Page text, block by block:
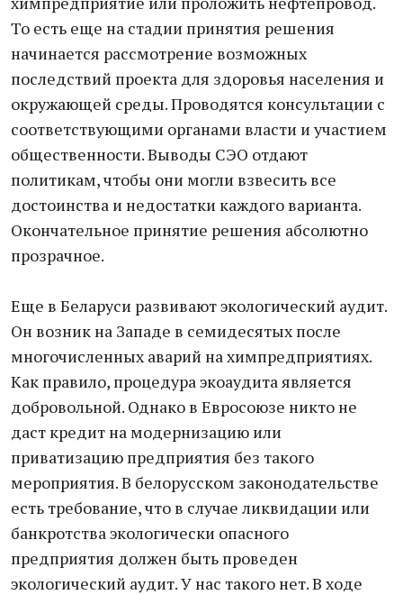
То есть еще на стадии принятия решения
начинается рассмотрение возможных
последствий проекта для здоровья населения и
окружающей среды. Проводятся консультации с
соответствующими органами власти и участием
общественности. Выводы СЭО отдают
политикам, чтобы они могли взвесить все
достоинства и недостатки каждого варианта.
Окончательное принятие решения абсолютно
прозрачное.
Еще в Беларуси развивают экологический аудит.
Он возник на Западе в семидесятых после
многочисленных аварий на химпредприятиях.
Как правило, процедура экоаудита является
добровольной. Однако в Евросоюзе никто не
даст кредит на модернизацию или
приватизацию предприятия без такого
мероприятия. В белорусском законодательстве
есть требование, что в случае ликвидации или
банкротства экологически опасного
предприятия должен быть проведен
экологический аудит. У нас такого нет. В ходе